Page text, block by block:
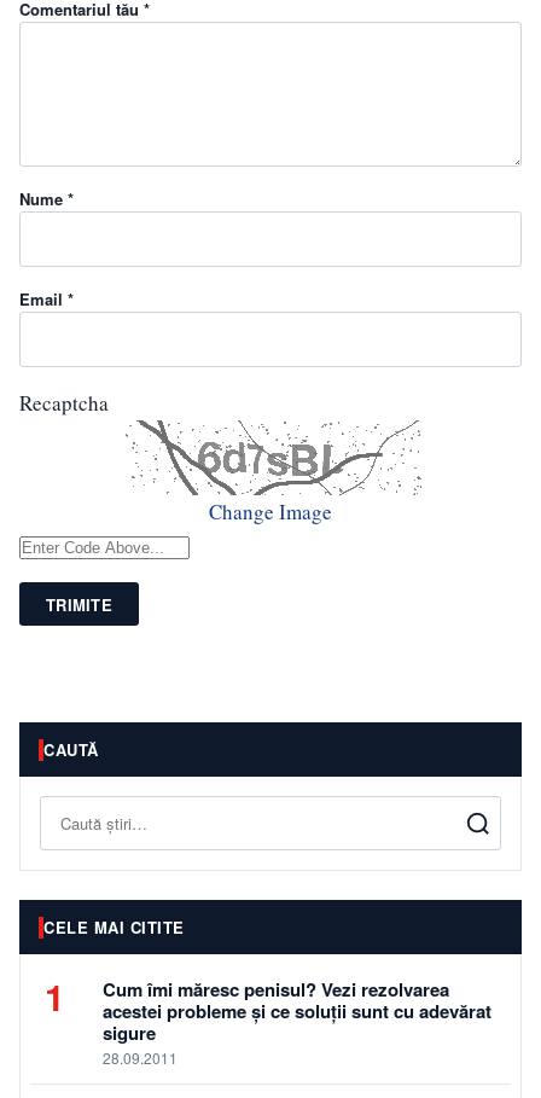
Comentariul tău *
Nume *
Email *
Recaptcha
Change Image
TRIMITE
CAUTĂ
Caută
CELE MAI CITITE
1
Cum îmi măresc penisul? Vezi rezolvarea
acestei probleme și ce soluții sunt cu adevărat
sigure
28.09.2011